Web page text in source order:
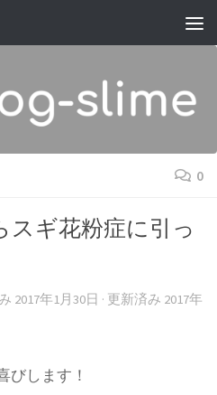
0
スギ花粉症に引っ
2017年1月30日 · 更新済み 2017年
びします！